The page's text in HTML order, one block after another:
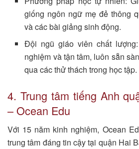
giống ngôn ngữ mẹ đẻ thông
và các bài giảng sinh động.
Đội ngũ giáo viên chất
nghiệm và tận tâm, luôn sẵn
qua các thử thách trong học tập.
4. Trung tâm tiếng Anh
– Ocean Edu
Với 15 năm kinh nghiệm, Ocean
trung tâm đáng tin cậy tại quận Hai